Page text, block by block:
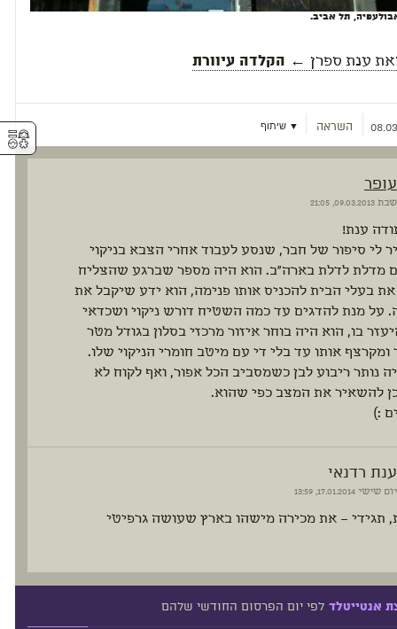
תל אביב.
ענת ספרן ← הקלדה עיוורת
השראה ▼ שיתוף
עופר
שבת
ענת!
לי סיפור של חבר, שנסע לעבוד אחרי הצבא בניקוי
מדלת לדלת בארה״ב. הוא היה מספר שברגע שהצליח
בעלי הבית להכניס אותו פנימה, הוא ידע שיקבל את
על מנת להדגים עד כמה השטיח דורש ניקוי ושכדאי
בו, הוא היה בוחר איזור מרכזי בסלון בגודל מטר
אותו עד בלי די עם מיטב חומרי הניקוי שלו.
נותר ריבוע לבן כשמסביב הכל אפור, ואף לקוח לא
להשאיר את המצב כפי שהוא.
:)
ענת רדנאי
יום שישי
תגידי – את מכירה מישהו בארץ שעושה גרפיטי
אנטייטלד לפי יום הפרסום החודשי שלהם
⚥︎